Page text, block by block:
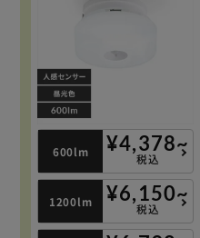
600lm ¥4,378~
税込
1200lm ¥6,150~
税込